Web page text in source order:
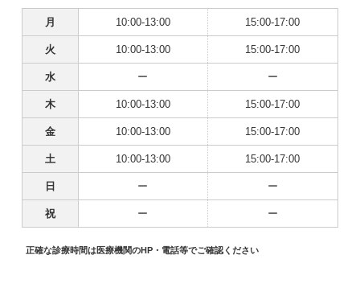
月 10:00-13:00 15:00-17:00
火 10:00-13:00 15:00-17:00
水 ー ー
木 10:00-13:00 15:00-17:00
金 10:00-13:00 15:00-17:00
土 10:00-13:00 15:00-17:00
日 ー ー
祝 ー ー
正確な診療時間は医療機関のHP・電話等でご確認ください